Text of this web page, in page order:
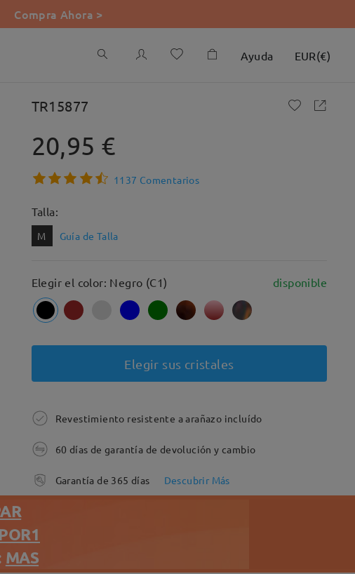
Compra Ahora >
Ayuda EUR(€)
TR15877
20,95 €
1137 Comentarios
Talla:
M Guía de Talla
Elegir el color: Negro (C1) disponible
Elegir sus cristales
Revestimiento resistente a arañazo incluído
60 días de garantía de devolución y cambio
Garantía de 365 días Descubrir Más
MAS